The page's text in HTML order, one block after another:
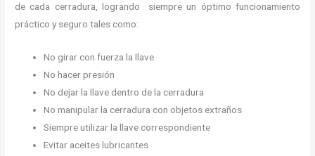
de cada cerradura, logrando siempre un óptimo funcionamiento
práctico y seguro tales como:
No girar con fuerza la llave
No hacer presión
No dejar la llave dentro de la cerradura
No manipular la cerradura con objetos extraños
Siempre utilizar la llave correspondiente
Evitar aceites lubricantes